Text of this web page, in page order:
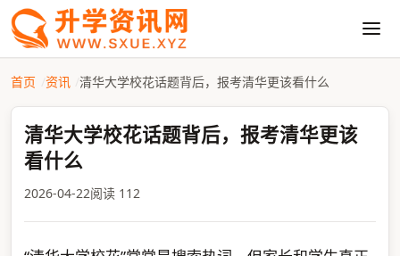
首页 资讯 清华大学校花话题背后，报考清华更该看什么
清华大学校花话题背后，报考清华更该
看什么
2026-04-22阅读 112